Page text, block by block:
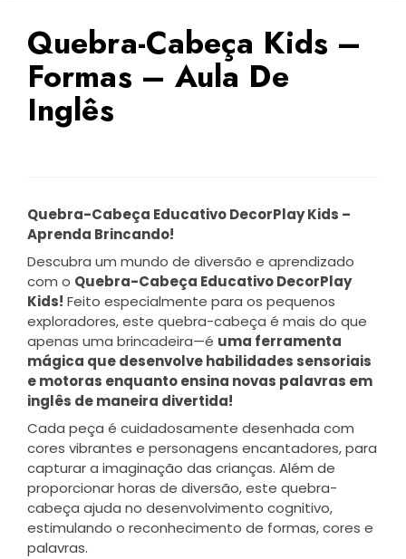
Quebra-Cabeça Kids –
Formas – Aula De
Inglês
Quebra-Cabeça Educativo DecorPlay Kids –
Aprenda Brincando!
Descubra um mundo de diversão e aprendizado
com o Quebra-Cabeça Educativo DecorPlay
Kids! Feito especialmente para os pequenos
exploradores, este quebra-cabeça é mais do que
apenas uma brincadeira—é uma ferramenta
mágica que desenvolve habilidades sensoriais
e motoras enquanto ensina novas palavras em
inglês de maneira divertida!
Cada peça é cuidadosamente desenhada com
cores vibrantes e personagens encantadores, para
capturar a imaginação das crianças. Além de
proporcionar horas de diversão, este quebra-
cabeça ajuda no desenvolvimento cognitivo,
estimulando o reconhecimento de formas, cores e
palavras.